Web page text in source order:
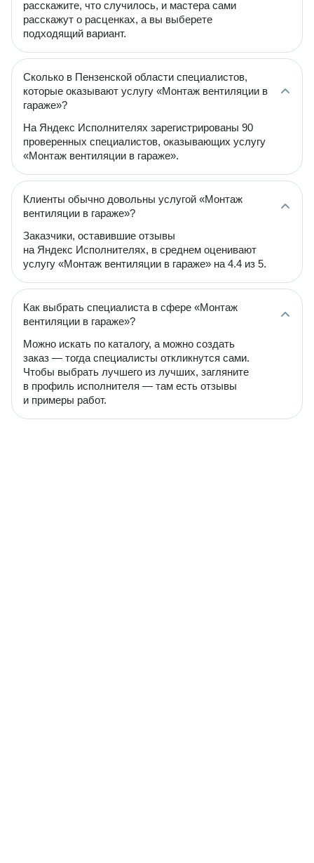
расскажите, что случилось, и мастера сами
расскажут о расценках, а вы выберете
подходящий вариант.
Сколько в Пензенской области специалистов,
которые оказывают услугу «Монтаж вентиляции в
гараже»?
На Яндекс Исполнителях зарегистрированы 90
проверенных специалистов, оказывающих услугу
«Монтаж вентиляции в гараже».
Клиенты обычно довольны услугой «Монтаж
вентиляции в гараже»?
Заказчики, оставившие отзывы
на Яндекс Исполнителях, в среднем оценивают
услугу «Монтаж вентиляции в гараже» на 4.4 из 5.
Как выбрать специалиста в сфере «Монтаж
вентиляции в гараже»?
Можно искать по каталогу, а можно создать
заказ — тогда специалисты откликнутся сами.
Чтобы выбрать лучшего из лучших, загляните
в профиль исполнителя — там есть отзывы
и примеры работ.